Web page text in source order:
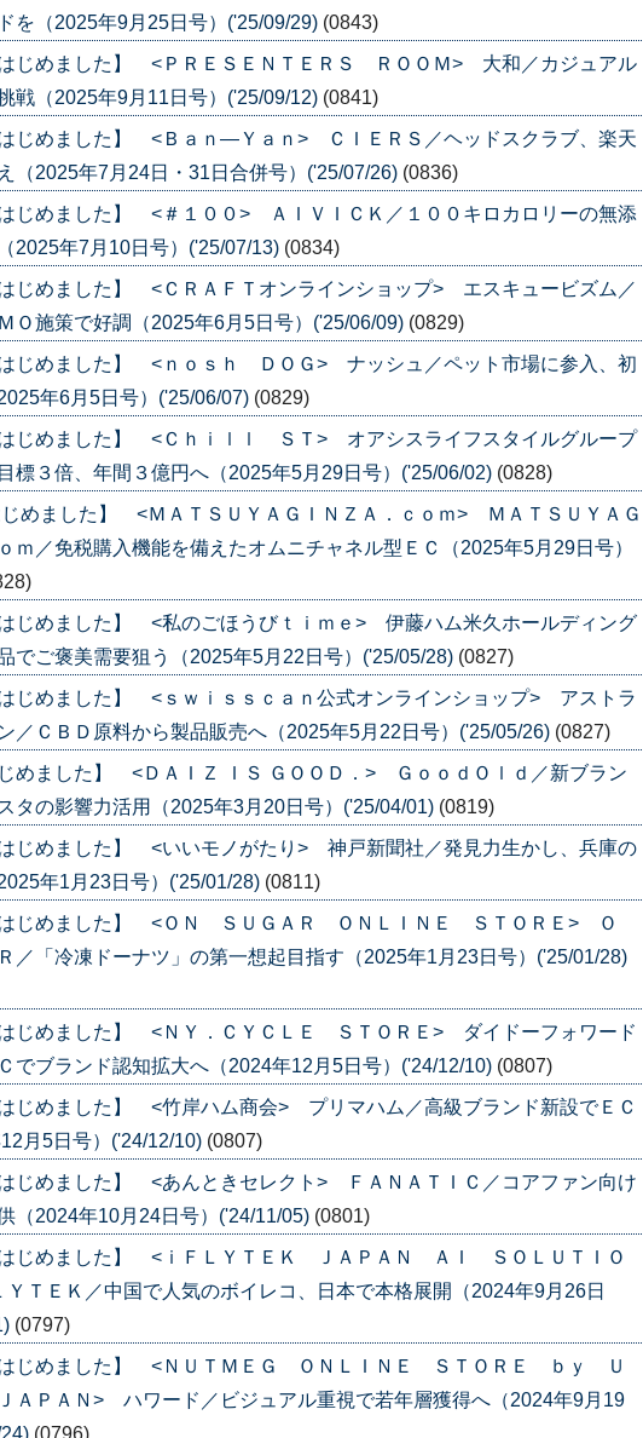
を（2025年9月25日号）('25/09/29) (0843)
じめました】 <ＰＲＥＳＥＮＴＥＲＳ ＲＯＯＭ> 大和／カジュアル
戦（2025年9月11日号）('25/09/12) (0841)
じめました】 <Ｂａｎ―Ｙａｎ> ＣＩＥＲＳ／ヘッドスクラブ、楽天
（2025年7月24日・31日合併号）('25/07/26) (0836)
じめました】 <＃１００> ＡＩＶＩＣＫ／１００キロカロリーの無添
2025年7月10日号）('25/07/13) (0834)
じめました】 <ＣＲＡＦＴオンラインショップ> エスキュービズム／
Ｏ施策で好調（2025年6月5日号）('25/06/09) (0829)
じめました】 <ｎｏｓｈ ＤＯＧ> ナッシュ／ペット市場に参入、初
年6月5日号）('25/06/07) (0829)
じめました】 <Ｃｈｉｌｌ ＳＴ> オアシスライフスタイルグループ
標３倍、年間３億円へ（2025年5月29日号）('25/06/02) (0828)
じめました】 <ＭＡＴＳＵＹＡＧＩＮＺＡ．ｃｏｍ> ＭＡＴＳＵＹＡＧ
ｍ／免税購入機能を備えたオムニチャネル型ＥＣ（2025年5月29日号）
じめました】 <私のごほうびｔｉｍｅ> 伊藤ハム米久ホールディング
でご褒美需要狙う（2025年5月22日号）('25/05/28) (0827)
じめました】 <ｓｗｉｓｓｃａｎ公式オンラインショップ> アストラ
／ＣＢＤ原料から製品販売へ（2025年5月22日号）('25/05/26) (0827)
じめました】 <ＤＡＩＺ ＩＳ ＧＯＯＤ．> ＧｏｏｄＯｌｄ／新ブラン
タの影響力活用（2025年3月20日号）('25/04/01) (0819)
じめました】 <いいモノがたり> 神戸新聞社／発見力生かし、兵庫の
年1月23日号）('25/01/28) (0811)
じめました】 <ＯＮ ＳＵＧＡＲ ＯＮＬＩＮＥ ＳＴＯＲＥ> Ｏ
／「冷凍ドーナツ」の第一想起目指す（2025年1月23日号）('25/01/28)
じめました】 <ＮＹ．ＣＹＣＬＥ ＳＴＯＲＥ> ダイドーフォワード
でブランド認知拡大へ（2024年12月5日号）('24/12/10) (0807)
じめました】 <竹岸ハム商会> プリマハム／高級ブランド新設でＥＣ
月5日号）('24/12/10) (0807)
じめました】 <あんときセレクト> ＦＡＮＡＴＩＣ／コアファン向け
（2024年10月24日号）('24/11/05) (0801)
じめました】 <ｉＦＬＹＴＥＫ ＪＡＰＡＮ ＡＩ ＳＯＬＵＴＩＯ
ＴＥＫ／中国で人気のボイレコ、日本で本格展開（2024年9月26日
(0797)
じめました】 <ＮＵＴＭＥＧ ＯＮＬＩＮＥ ＳＴＯＲＥ ｂｙ Ｕ
ＡＰＡＮ> ハワード／ビジュアル重視で若年層獲得へ（2024年9月19
(0796)